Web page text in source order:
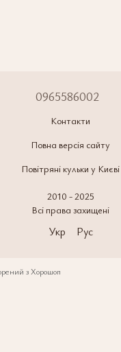
0965586002
Контакти
Повна версія сайту
Повітряні кульки у Києві
2010 - 2025
Всі права захищені
Укр Рус
з Хорошоп